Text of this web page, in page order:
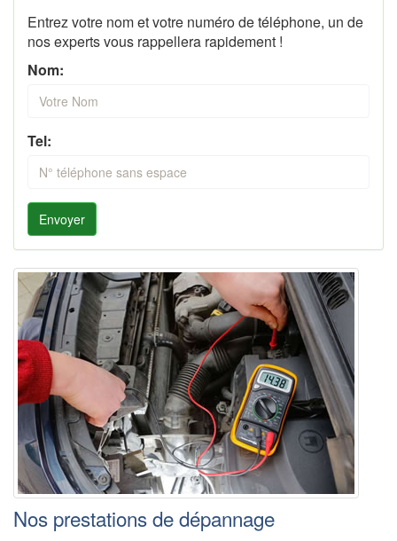
Entrez votre nom et votre numéro de téléphone, un de
nos experts vous rappellera rapidement !
Nom:
Tel:
Envoyer
Nos prestations de dépannage